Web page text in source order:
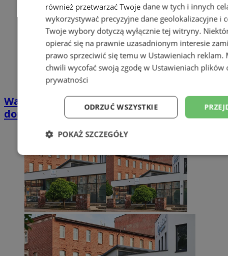
Wakacyjny wypoczynek nad Bałtykiem w
domkach Szmaragdowe Morze
również przetwarzać Twoje dane w tych i innych
wykorzystywać precyzyjne dane geolokalizacyjne i
Twoje wybory dotyczą wyłącznie tej witryny.
opierać się na prawnie uzasadnionym interesie
prawo sprzeciwić się temu w Ustawieniach reklam.
chwili wycofać swoją zgodę w Ustawieniach plików
prywatności
ODRZUĆ WSZYSTKIE
POKAŻ SZCZEGÓŁY
Niezbędne Wydajność
Niesklasyfikowane